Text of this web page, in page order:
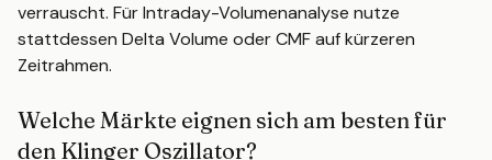
verrauscht. Für Intraday-Volumenanalyse nutze
stattdessen Delta Volume oder CMF auf kürzeren
Zeitrahmen.
Welche Märkte eignen sich am besten für
den Klinger Oszillator?